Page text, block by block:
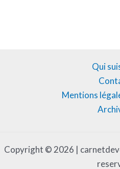
Qui
Mentions
Copyright © 2026 |